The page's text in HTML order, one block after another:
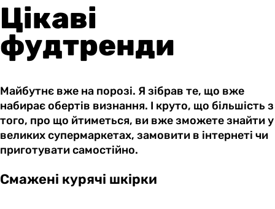
Цікаві
фудтренди
Майбутнє вже на порозі. Я зібрав те, що вже
набирає обертів визнання. І круто, що більшість з
того, про що йтиметься, ви вже зможете знайти у
великих супермаркетах, замовити в інтернеті чи
приготувати самостійно.
Смажені курячі шкірки